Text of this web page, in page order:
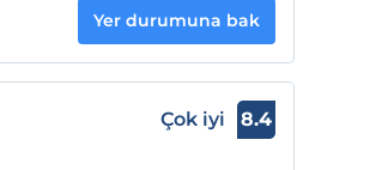
Yer durumuna bak
Çok iyi 8.4